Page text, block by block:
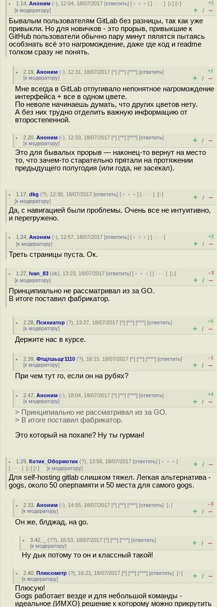
1.14 ,Аноним (-), 12:04, 18/07/2017 [ответить] [ ﹢﹢﹢] [ · · ·][↓] [↑]
[к модератору]
+1
+ / –
Бывалым пользователям GitLab без разницы, так как уже
привыкли. Но для новичков - это прорыв, привыкшие к
GitHub пользователи обычно пару минут пялятся пытаясь
особзнать всё это нагромождение, даже где код и readme
толком сразу не понять.
2.19 ,Аноним (-), 12:31, 18/07/2017 [^] [^^] [^^^] [ответить]
[к модератору]
+2
+ / –
Мне всегда в GitLab отпугивало непонятное нагромождение
интерфейса + все в одном цвете.
По неволе начинаешь думать, что других цветов нету.
А без них трудно отделить важную информацию от
второстепенной.
2.20 ,Аноним (-), 12:33, 18/07/2017 [^] [^^] [^^^] [ответить]
[к модератору] + / –
Это для бывалых прорыв — наконец-то вернут на место
то, что зачем-то старательно прятали на протяжении
предыдущего полугодия (или года, не засекал).
1.17 ,dkg (?), 12:30, 18/07/2017 [ответить] [ ﹢﹢﹢] [ · · ·][↑]
[к модератору] + / –
Да, с навигацией были проблемы. Очень все не интуитивно,
и перегружено.
1.24 ,Аноним (-), 12:57, 18/07/2017 [ответить] [ ﹢﹢﹢] [ · · ·]
[к модератору]
+2
+ / –
Треть страницы пуста. Ок.
1.27 ,Ivan_83 (ok), 13:23, 18/07/2017 [ответить] [ ﹢﹢﹢] [ · · ·][↓]
[к модератору]
–3
+ / –
Принципиально не рассматривал из за GO.
В итоге поставил фабрикатор.
2.28 ,Психиатор (?), 13:27, 18/07/2017 [^] [^^] [^^^] [ответить]
[к модератору]
+5
+ / –
Держите нас в курсе.
2.39 ,Фтщтшьщг1110 (?), 16:15, 18/07/2017 [^] [^^] [^^^] [ответить]
[к модератору]
–1
+ / –
При чем тут го, если он на рубях?
2.47 ,Аноним (-), 18:04, 18/07/2017 [^] [^^] [^^^] [ответить]
[к модератору]
+4
+ / –
> Принципиально не рассматривал из за GO.
> В итоге поставил фабрикатор.
Это который на похапе? Ну ты гурман!
1.29 ,Котик_Обормотик (?), 13:56, 18/07/2017 [ответить] [ ﹢﹢﹢]
[ · · · ] [↓] [↑] [к модератору] + / –
Для self-hosting gitlab слишком тяжел. Легкая альтернатива -
gogs, около 50 оперпамяти и 50 места для самого gogs.
2.33 ,Аноним (-), 14:55, 18/07/2017 [^] [^^] [^^^] [ответить][↓]
[к модератору]
–3
+ / –
Он же, блджад, на go.
3.42 (??), 16:53, 18/07/2017 [^] [^^] [^^^] [ответить]
[к модератору] + / –
Ну дык потому то он и классный такой!
2.40 ,Плюсометр (?), 16:21, 18/07/2017 [^] [^^] [^^^] [ответить][↑]
[к модератору] + / –
Плюсую!
Gogs работает везде и для небольшой команды -
идеальное (ИМХО) решение к которому можно прикрутить